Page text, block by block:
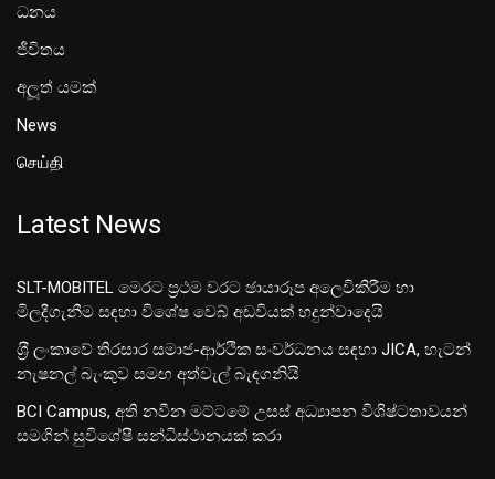
ධනය
ජීවිතය
අලූත් යමක්
News
செய்தி
Latest News
SLT-MOBITEL මෙරට ප්‍රථම වරට ඡායාරූප අලෙවිකිරීම හා
මිලදීගැනීම සඳහා විශේෂ වෙබ් අඩවියක් හදුන්වාදෙයි
ශ‍්‍රී ලංකාවේ තිරසාර සමාජ-ආර්ථික සංවර්ධනය සඳහා JICA, හැටන්
නැෂනල් බැංකුව සමඟ අත්වැල් බැඳගනියි
BCI Campus, අති නවීන මට්ටමේ උසස් අධ්‍යාපන විශිෂ්ටතාවයන්
සමගින් සුවිශේෂී සන්ධිස්ථානයක් කරා